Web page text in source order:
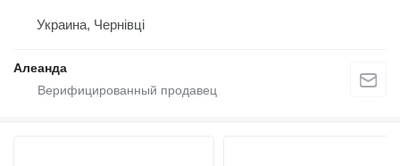
Украина, Чернівці
Алеанда